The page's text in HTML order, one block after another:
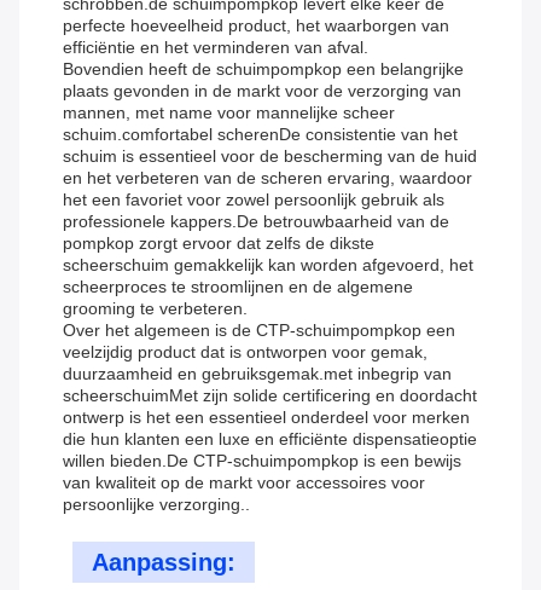
schrobben.de schuimpompkop levert elke keer de
perfecte hoeveelheid product, het waarborgen van
efficiëntie en het verminderen van afval.
Bovendien heeft de schuimpompkop een belangrijke
plaats gevonden in de markt voor de verzorging van
mannen, met name voor mannelijke scheer
schuim.comfortabel scherenDe consistentie van het
schuim is essentieel voor de bescherming van de huid
en het verbeteren van de scheren ervaring, waardoor
het een favoriet voor zowel persoonlijk gebruik als
professionele kappers.De betrouwbaarheid van de
pompkop zorgt ervoor dat zelfs de dikste
scheerschuim gemakkelijk kan worden afgevoerd, het
scheerproces te stroomlijnen en de algemene
grooming te verbeteren.
Over het algemeen is de CTP-schuimpompkop een
veelzijdig product dat is ontworpen voor gemak,
duurzaamheid en gebruiksgemak.met inbegrip van
scheerschuimMet zijn solide certificering en doordacht
ontwerp is het een essentieel onderdeel voor merken
die hun klanten een luxe en efficiënte dispensatieoptie
willen bieden.De CTP-schuimpompkop is een bewijs
van kwaliteit op de markt voor accessoires voor
persoonlijke verzorging..
Aanpassing: